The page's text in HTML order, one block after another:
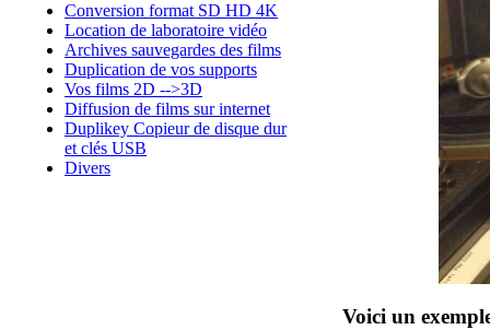
Voici un
Conversion format SD HD 4K
Location de laboratoire vidéo
Archives sauvegardes des films
Duplication de vos supports
Vos films 2D -->3D
Diffusion de films sur internet
Duplikey Copieur de disque dur
et clés USB
Divers